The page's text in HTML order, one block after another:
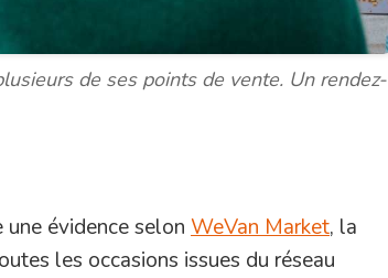
de ses points de vente. Un rendez-
évidence selon WeVan Market, la
les occasions issues du réseau